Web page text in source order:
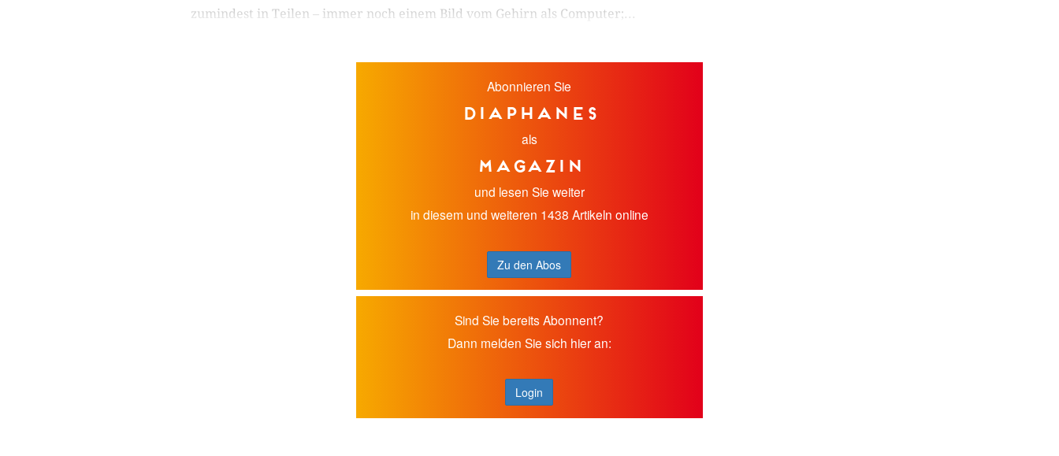
zumindest in Teilen – immer noch einem Bild vom Gehirn als Computer;...
Abonnieren Sie
diaphanes
als
Magazin
und lesen Sie weiter
in diesem und weiteren 1438 Artikeln online
Zu den Abos
Sind Sie bereits Abonnent?
Dann melden Sie sich hier an:
Login